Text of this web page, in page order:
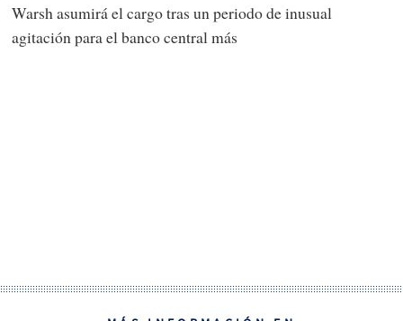
Warsh asumirá el cargo tras un periodo de inusual
agitación para el banco central más